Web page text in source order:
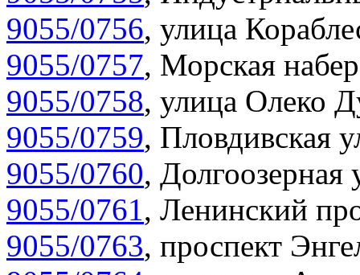
9055/0756, улица
9055/0757, Морская
9055/0758, улица Олеко
9055/0759, Пловдивская
9055/0760, Долгоозерная
9055/0761, Ленинский
9055/0763, проспект